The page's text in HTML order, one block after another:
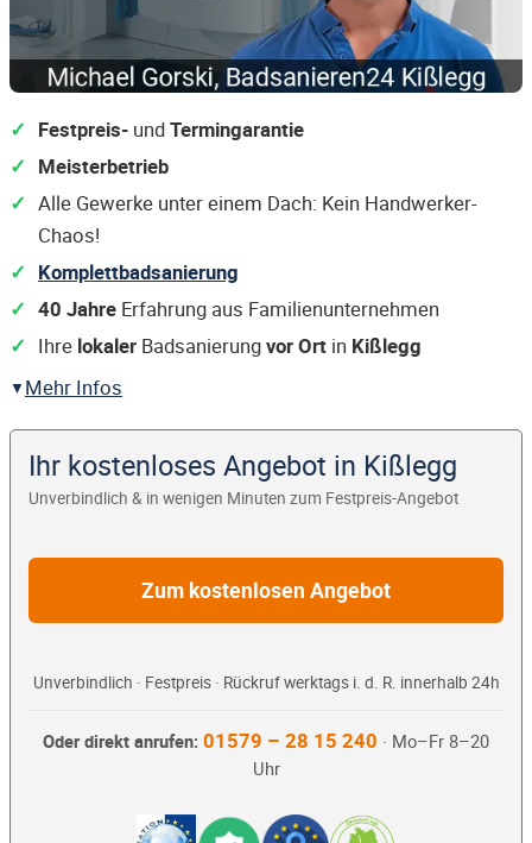
Festpreis- undTermingarantie
Meisterbetrieb
Alle Gewerke unter einem Dach: Kein Handwerker-
Chaos!
Komplettbadsanierung
40 Jahre Erfahrung aus Familienunternehmen
Ihre lokaler Badsanierungvor Ort in Kißlegg
Mehr Infos
Ihr kostenloses Angebot in Kißlegg
Unverbindlich & in wenigen Minuten zum Festpreis-Angebot
Zum kostenlosen Angebot
Unverbindlich · Festpreis · Rückruf werktags i. d. R. innerhalb 24h
Oder direkt anrufen: 01579 – 28 15 240 · Mo–Fr 8–20
Uhr